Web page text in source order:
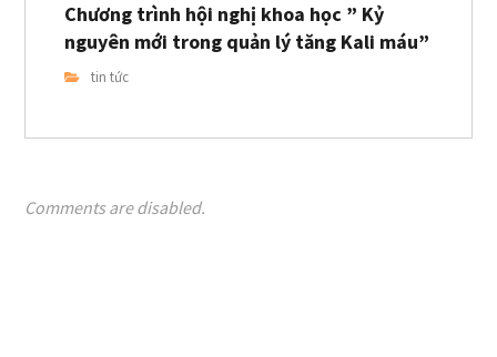
Chương trình hội nghị khoa học ” Kỷ
nguyên mới trong quản lý tăng Kali máu”
tin tức
Comments are disabled.